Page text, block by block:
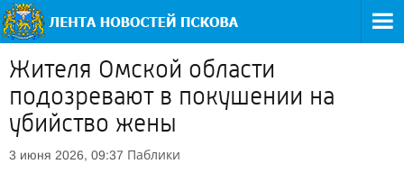
Жителя Омской области
подозревают в покушении на
убийство жены
3 июня 2026, 09:37 Паблики